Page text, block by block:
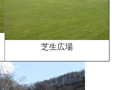
芝生広場